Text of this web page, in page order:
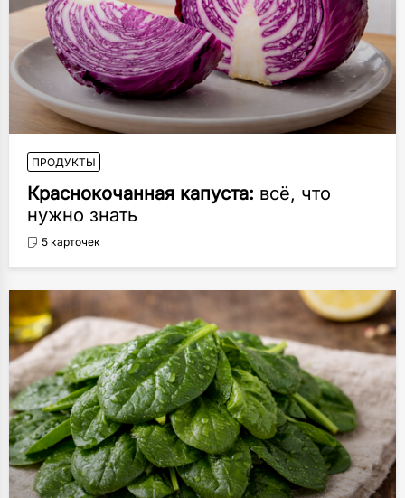
ПРОДУКТЫ
Краснокочанная капуста: всё, что
нужно знать
5 карточек